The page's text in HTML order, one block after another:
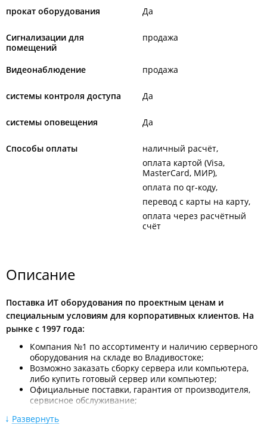
прокат оборудования Да
Сигнализации для
помещений
продажа
Видеонаблюдение продажа
системы контроля доступа Да
системы оповещения Да
Способы оплаты
наличный расчёт
оплата картой (Visa,
MasterCard, МИР)
оплата по qr-коду
перевод с карты на карту
оплата через расчётный
счёт
Описание
Поставка ИТ оборудования по проектным ценам и
специальным условиям для корпоративных клиентов. На
рынке с 1997 года:
Компания №1 по ассортименту и наличию серверного
оборудования на складе во Владивостоке;
Возможно заказать сборку сервера или компьютера,
либо купить готовый сервер или компьютер;
Официальные поставки, гарантия от производителя,
сервисное обслуживание;
Развернуть